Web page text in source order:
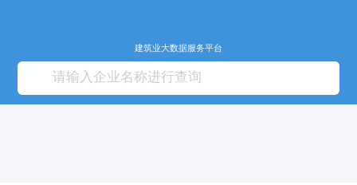
建筑业大数据服务平台